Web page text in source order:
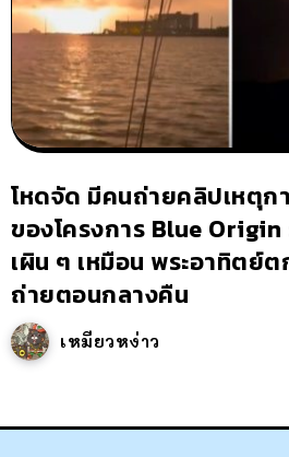
โหดจัด มีคนถ่ายคลิปเหตุ
ของโครงการ Blue
เผิน ๆ เหมือน พระอาทิตย์
ถ่ายตอนกลางคืน
เหมียวหง่าว